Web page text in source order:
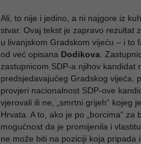
Ali, to nije i jedino, a ni najgore iz
stvar. Ovaj tekst je zapravo rezultat
u livanjskom Gradskom vijeću – i to
od već opisana Dodikova .
zastupnicom SDP-a njihov kandidat
predsjedavajućeg Gradskog vijeća,
provjeri nacionalnost SDP-ove
vjerovali ili ne, „smrtni grijeh“ kojeg
Hrvata. A to, ako je po „borcima“
mogućnost da je promijenila i
ne može biti na poziciji koja pripada